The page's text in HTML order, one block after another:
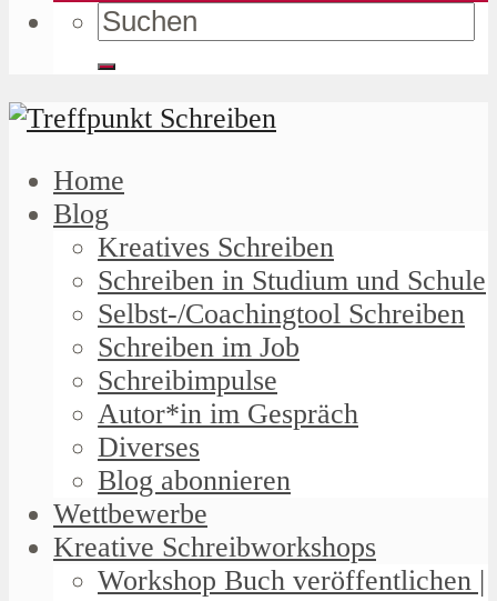
Home
Blog
Kreatives Schreiben
Schreiben in Studium und Schule
Selbst-/Coachingtool Schreiben
Schreiben im Job
Schreibimpulse
Autor*in im Gespräch
Diverses
Blog abonnieren
Wettbewerbe
Kreative Schreibworkshops
Workshop Buch veröffentlichen |